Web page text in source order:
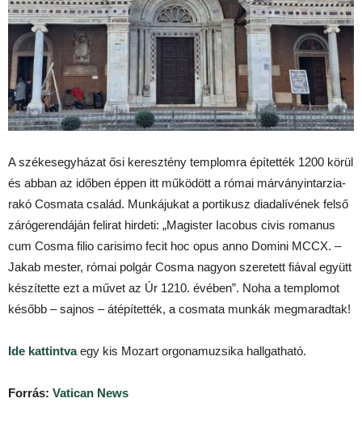
A székesegyházat ősi keresztény templomra építették 1200 körül
és abban az időben éppen itt működött a római márványintarzia-
rakó Cosmata család. Munkájukat a portikusz diadalívének felső
zárógerendáján felirat hirdeti: „Magister Iacobus civis romanus
cum Cosma filio carisimo fecit hoc opus anno Domini MCCX. –
Jakab mester, római polgár Cosma nagyon szeretett fiával együtt
készítette ezt a művet az Úr 1210. évében”. Noha a templomot
később – sajnos – átépítették, a cosmata munkák megmaradtak!
Ide kattintvaegy kis Mozart orgonamuzsika hallgatható.
Forrás: Vatican News